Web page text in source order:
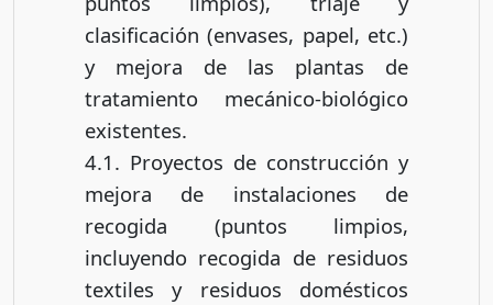
clasificación (envases, papel, etc.)
y mejora de las plantas de
tratamiento mecánico-biológico
existentes.
4.1. Proyectos de construcción y
mejora de instalaciones de
recogida (puntos limpios,
incluyendo recogida de residuos
textiles y residuos domésticos